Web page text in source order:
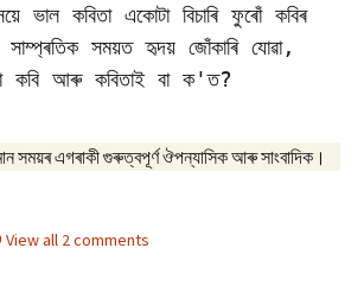
ভাল কবিতা একোটা বিচাৰি ফুৰোঁ কবিৰ
সময়ত হৃদয় জোঁকাৰি যোৱা,
কবি আৰু কবিতাই বা ক'ত?
সময়ৰ এগৰাকী গুৰুত্বপূৰ্ণ ঔপন্যাসিক আৰু সাংবাদিক।
View all 2 comments